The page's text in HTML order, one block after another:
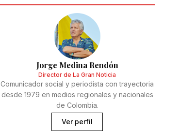
Jorge Medina Rendón
Director de La Gran Noticia
Comunicador social y periodista con trayectoria
desde 1979 en medios regionales y nacionales
de Colombia.
Ver perfil